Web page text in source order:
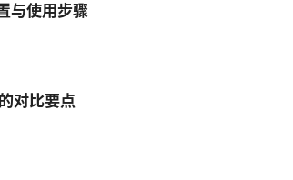
与使用步骤
对比要点